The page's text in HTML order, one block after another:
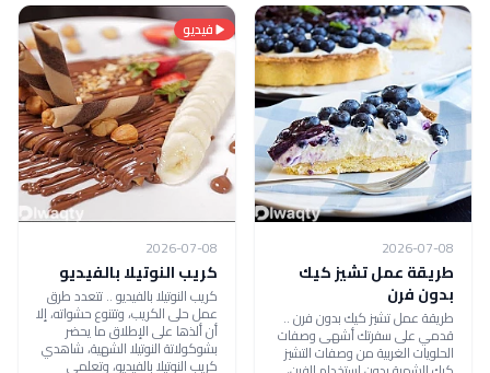
2026-07-08
طريقة عمل تشيز كيك
بدون فرن
طريقة عمل تشيز كيك بدون فرن ..
قدمي على سفرتك أشهى وصفات
الحلويات الغربية من وصفات التشيز
فيديو
2026-07-08
كريب النوتيلا بالفيديو
كريب النوتيلا بالفيديو .. تتعدد طرق
عمل حلى الكريب، وتتنوع حشواته، إلا
أن ألذها على الإطلاق ما يحضر
بشوكولاتة النوتيلا الشهية، شاهدي
كريب النوتيلا بالفيديو، وتعلمي